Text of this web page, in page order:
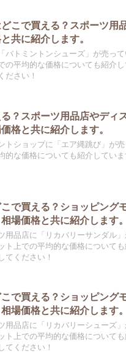
こで買える？スポーツ用
共に紹介します。
バトミントンシューズ」が売っ
の平均的な価格についても紹介
ださい！
？スポーツ用品店やディ
格と共に紹介します。
トショップに「エア縄跳び」が
的な価格についても紹介してい
で買える？ショッピング
場価格と共に紹介します。
用品店に「リカバリーサンダル
ト上での平均的な価格について
てください！
で買える？ショッピング
場価格と共に紹介します。
用品店に「リカバリーシューズ
ト上での平均的な価格について
てください！